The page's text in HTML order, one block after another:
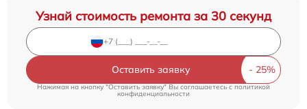
Узнай стоимость ремонта за 30 секунд
Оставить заявку
Нажимая на кнопку "Оставить заявку" Вы соглашаетесь cполитикой
конфиденциальности